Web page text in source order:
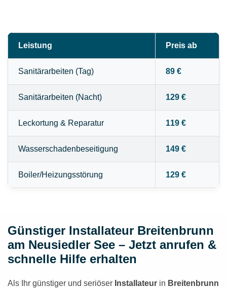
Leistung Preis ab
Sanitärarbeiten (Tag) 89 €
Sanitärarbeiten (Nacht) 129 €
Leckortung & Reparatur 119 €
Wasserschadenbeseitigung 149 €
Boiler/Heizungsstörung 129 €
Günstiger Installateur Breitenbrunn
am Neusiedler See – Jetzt anrufen &
schnelle Hilfe erhalten
Als Ihr günstiger und seriöser Installateur in Breitenbrunn